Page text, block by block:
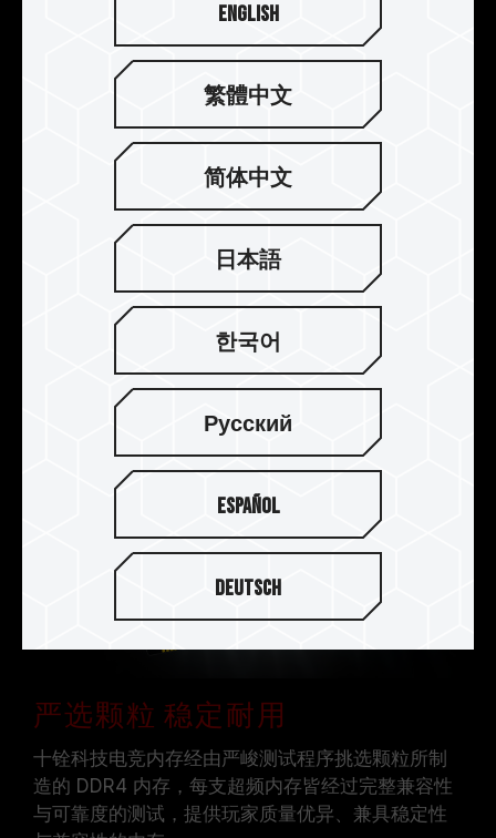
强化结构 提升散热
采用厚度 0.8 mm 的铝合金一体成形冲压制程，加
上电解阳极氧化制程，抗腐蚀能力不导电，透过超
传导导热背胶热传导至铝合金模块来提升散热，让
超频内存维持在有效工作温度内。
严选颗粒 稳定耐用
十铨科技电竞内存经由严峻测试程序挑选颗粒所制
造的 DDR4 内存，每支超频内存皆经过完整兼容性
与可靠度的测试，提供玩家质量优异、兼具稳定性
English
繁體中文
简体中文
日本語
한국어
Русский
Español
Deutsch